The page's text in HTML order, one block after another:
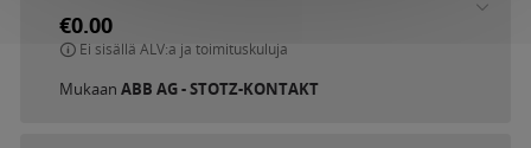
€0.00
Ei sisällä ALV:a ja toimituskuluja
Mukaan ABB AG - STOTZ-KONTAKT